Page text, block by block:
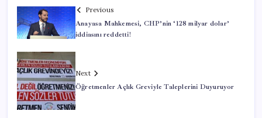
Previous
Anayasa Mahkemesi, CHP’nin ‘128 milyar dolar’
iddiasını reddetti!
Next
Öğretmenler Açlık Greviyle Taleplerini Duyuruyor